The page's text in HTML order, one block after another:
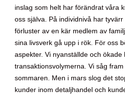
inslag som helt har förändrat våra
oss själva. På individnivå har
förluster av en kär medlem av
sina livsverk gå upp i rök. För oss
aspekter. Vi nyanställde och ökade
transaktionsvolymerna. Vi såg
sommaren. Men i mars slog det
kunder inom detaljhandel och